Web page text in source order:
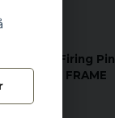
TECH
Titanium Firing Pin
LARGE FRAME
kr